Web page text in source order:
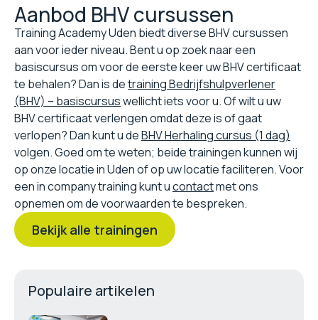
Aanbod BHV cursussen
Training Academy Uden biedt diverse BHV cursussen
aan voor ieder niveau. Bent u op zoek naar een
basiscursus om voor de eerste keer uw BHV certificaat
te behalen? Dan is detraining Bedrijfshulpverlener
(BHV) – basiscursuswellicht iets voor u. Of wilt u uw
BHV certificaat verlengen omdat deze is of gaat
verlopen? Dan kunt u deBHV Herhaling cursus (1 dag)
volgen. Goed om te weten; beide trainingen kunnen wij
op onze locatie in Uden of op uw locatie faciliteren. Voor
een in company training kunt ucontactmet ons
opnemen om de voorwaarden te bespreken.
Bekijk alle trainingen
Populaire artikelen